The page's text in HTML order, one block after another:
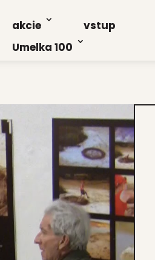
akcie vstup
Umel­ka 100